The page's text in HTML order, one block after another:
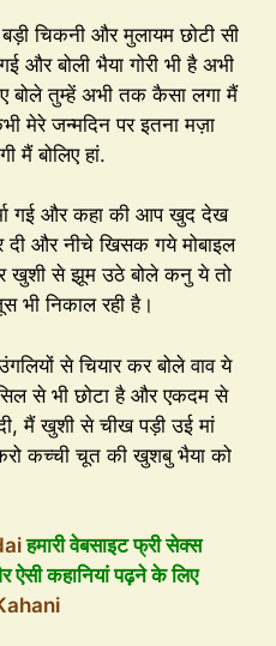
चिकनी और मुलायम छोटी सी
बोली भैया गोरी भी है अभी
बोले तुम्हें अभी तक कैसा लगा मैं
मेरे जन्मदिन पर इतना मज़ा
मैं बोलिए हां.
गई और कहा की आप खुद देख
दी और नीचे खिसक गये मोबाइल
खुशी से झूम उठे बोले कनु ये तो
भी निकाल रही है।
से चियार कर बोले वाव ये
से भी छोटा है और एकदम से
मैं खुशी से चीख पड़ी उई मां
कच्ची चूत की खुशबु भैया को
हमारी वेबसाइट फ्री सेक्स
ऐसी कहानियां पढ़ने के लिए